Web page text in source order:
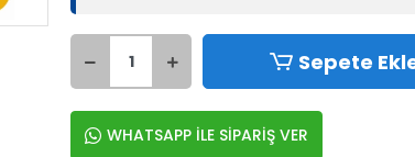
Sepete
WHATSAPP İLE SİPARİŞ VER